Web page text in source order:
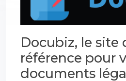
Docubiz, le site
référence pour
documents